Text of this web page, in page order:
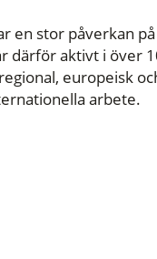
en stor påverkan
därför aktivt i över
europeisk
arbete.